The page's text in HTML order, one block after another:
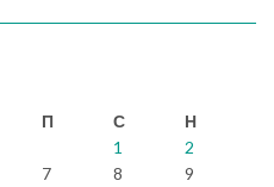
П С
Н
1
2
7 8
9